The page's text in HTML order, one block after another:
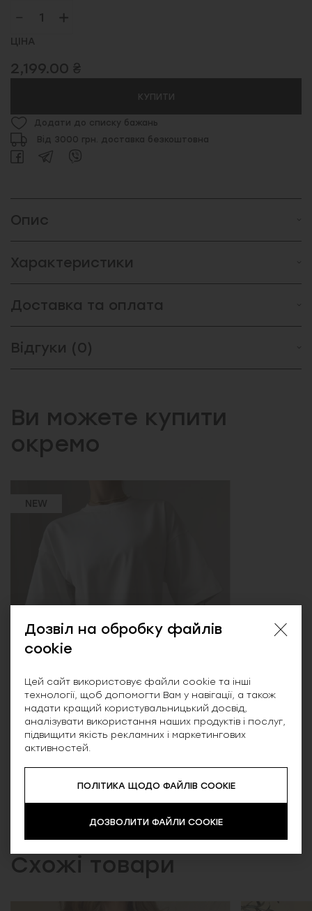
ЦІНА
2,199.00 ₴
КУПИТИ
Додати до списку бажань
Від 3000 грн. доставка безкоштовна
Опис
Характеристики
Доставка та оплата
Відгуки (0)
Ви можете купити
окремо
NEW
Шарліз, лонг мереживний рукав, молочний
1,399.00 ₴
Схожі товари
Дозвіл на обробку файлів
cookie
Цей сайт використовує файли cookie та інші
технології, щоб допомогти Вам у навігації, а також
надати кращий користувальницький досвід,
аналізувати використання наших продуктів і послуг,
підвищити якість рекламних і маркетингових
активностей.
ПОЛІТИКА ЩОДО ФАЙЛІВ COOKIE
ДОЗВОЛИТИ ФАЙЛИ COOKIE